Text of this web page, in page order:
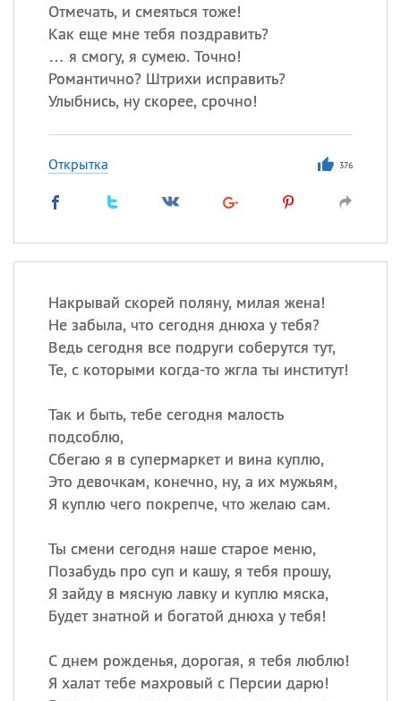
Отмечать, и смеяться тоже!
Как еще мне тебя поздравить?
… я смогу, я сумею. Точно!
Романтично? Штрихи исправить?
Улыбнись, ну скорее, срочно!
Открытка 376
Накрывай скорей поляну, милая жена!
Не забыла, что сегодня днюха у тебя?
Ведь сегодня все подруги соберутся тут,
Те, с которыми когда-то жгла ты институт!
Так и быть, тебе сегодня малость
подсоблю,
Сбегаю я в супермаркет и вина куплю,
Это девочкам, конечно, ну, а их мужьям,
Я куплю чего покрепче, что желаю сам.
Ты смени сегодня наше старое меню,
Позабудь про суп и кашу, я тебя прошу,
Я зайду в мясную лавку и куплю мяска,
Будет знатной и богатой днюха у тебя!
С днем рожденья, дорогая, я тебя люблю!
Я халат тебе махровый с Персии дарю!